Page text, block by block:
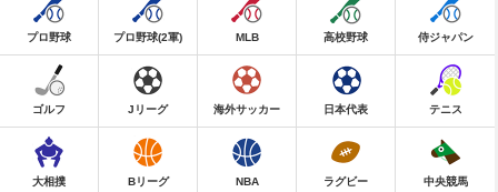
プロ野球 プロ野球(2軍) MLB 高校野球 侍ジャパン
ゴルフ Jリーグ 海外サッカー 日本代表 テニス
大相撲 Bリーグ NBA ラグビー 中央競馬